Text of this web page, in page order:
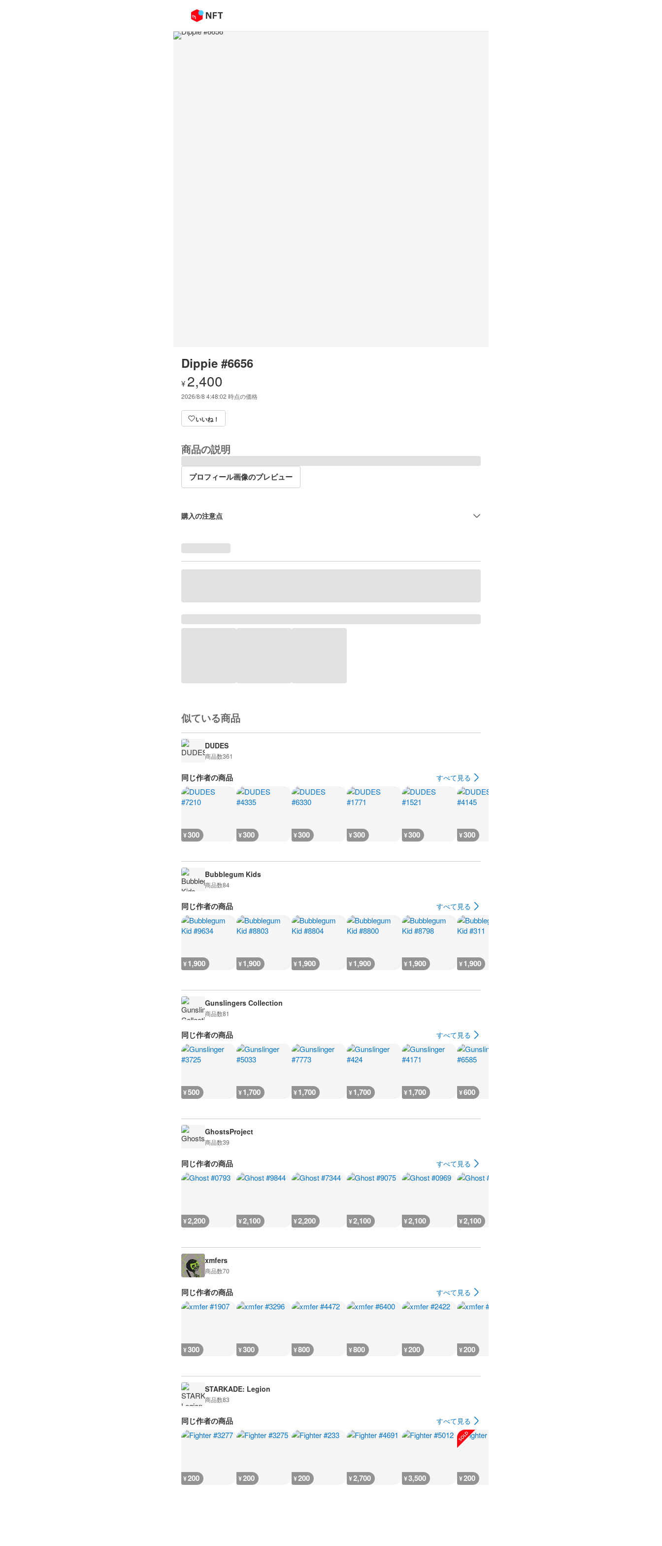
Dippie #6656
¥ 2,400
2026/8/8 4:48:02 時点の価格
いいね！
商品の説明
プロフィール画像のプレビュー
購入の注意点
似ている商品
DUDES
商品数361
同じ作者の商品 すべて見る
¥300 ¥300 ¥300 ¥300 ¥300 ¥300
Bubblegum Kids
商品数84
同じ作者の商品 すべて見る
¥1,900 ¥1,900 ¥1,900 ¥1,900 ¥1,900 ¥1,900
Gunslingers Collection
商品数81
同じ作者の商品 すべて見る
¥500 ¥1,700 ¥1,700 ¥1,700 ¥1,700 ¥600
GhostsProject
商品数39
同じ作者の商品 すべて見る
¥2,200 ¥2,100 ¥2,200 ¥2,100 ¥2,100 ¥2,100
xmfers
商品数70
同じ作者の商品 すべて見る
¥300 ¥300 ¥800 ¥800 ¥200 ¥200
STARKADE: Legion
商品数83
同じ作者の商品 すべて見る
¥200 ¥200 ¥200 ¥2,700 ¥3,500 ¥200